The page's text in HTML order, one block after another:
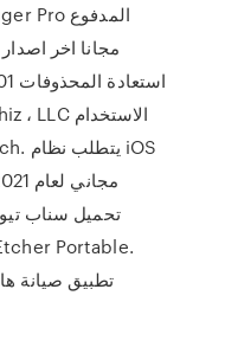
تحميل سناب
تطبيق صيانة